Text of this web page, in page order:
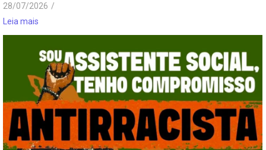
28/07/2026 /
Leia mais